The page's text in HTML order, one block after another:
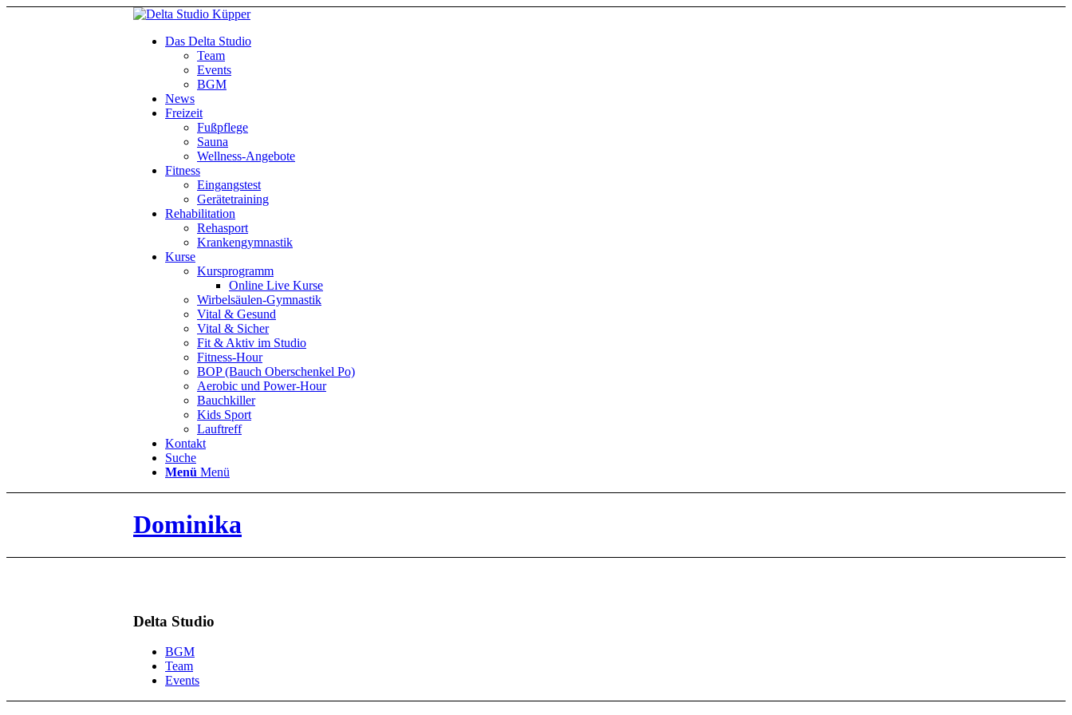
Das Delta Studio
Team
Events
BGM
News
Freizeit
Fußpflege
Sauna
Wellness-Angebote
Fitness
Eingangstest
Gerätetraining
Rehabilitation
Rehasport
Krankengymnastik
Kurse
Kursprogramm
Online Live Kurse
Wirbelsäulen-Gymnastik
Vital & Gesund
Vital & Sicher
Fit & Aktiv im Studio
Fitness-Hour
BOP (Bauch Oberschenkel Po)
Aerobic und Power-Hour
Bauchkiller
Kids Sport
Lauftreff
Kontakt
Suche
Menü Menü
Dominika
Delta Studio
BGM
Team
Events